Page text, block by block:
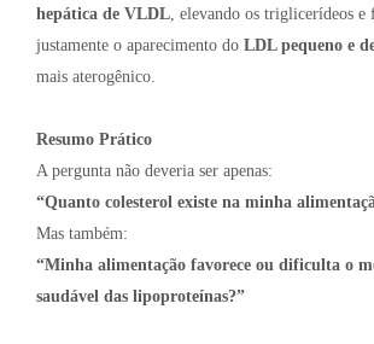
hepática de VLDL, elevando os triglicerídeos e
justamente o aparecimento do LDL pequeno e
mais aterogênico.
Resumo Prático
A pergunta não deveria ser apenas:
“Quanto colesterol existe na minha
Mas também:
“Minha alimentação favorece ou dificulta o
saudável das lipoproteínas?”